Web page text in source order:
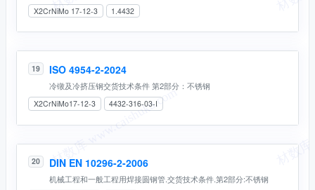
X2CrNiMo 17-12-3 1.4432
19 ISO 4954-2-2024
冷镦及冷挤压钢交货技术条件 第2部分：不锈钢
X2CrNiMo17-12-3 4432-316-03-I
20 DIN EN 10296-2-2006
机械工程和一般工程用焊接圆钢管.交货技术条件.第2部分:不锈钢